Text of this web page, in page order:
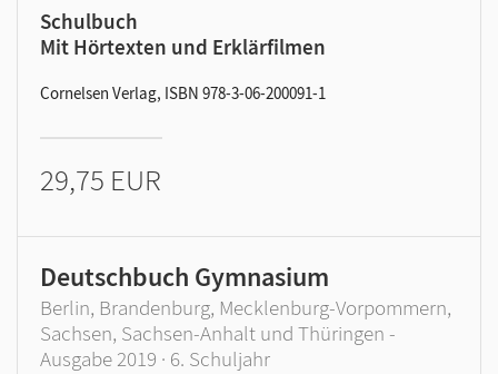
Schulbuch
Mit Hörtexten und Erklärfilmen
Cornelsen Verlag, ISBN 978-3-06-200091-1
29,75 EUR
Deutschbuch Gymnasium
Berlin, Brandenburg, Mecklenburg-Vorpommern,
Sachsen, Sachsen-Anhalt und Thüringen -
Ausgabe 2019 · 6. Schuljahr